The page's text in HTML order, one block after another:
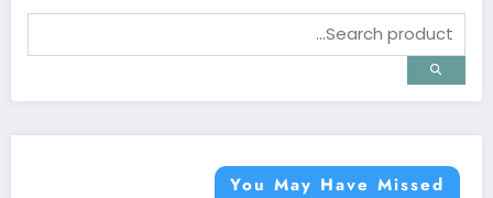
You May Have Missed